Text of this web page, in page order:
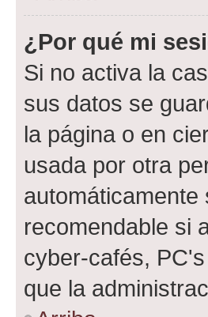
¿Por qué mi
Si no activa la
sus datos se
la página o en
usada por otra
automáticamente
recomendable si
cyber-cafés,
que la